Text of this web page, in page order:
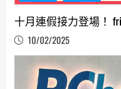
十月連假接力登場！
10/02/2025